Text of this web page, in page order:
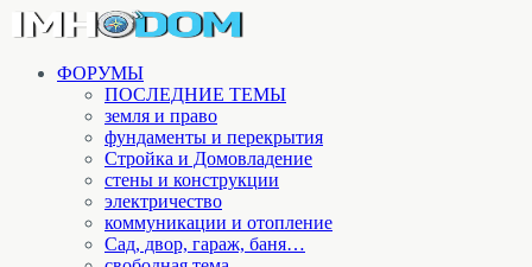
ФОРУМЫ
ПОСЛЕДНИЕ ТЕМЫ
земля и право
фундаменты и перекрытия
Стройка и Домовладение
стены и конструкции
электричество
коммуникации и отопление
Cад, двор, гараж, баня…